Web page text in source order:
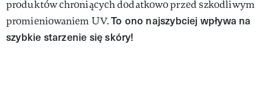
produktów chroniących dodatkowo przed szkodliwym
promieniowaniem UV.To ono najszybciej wpływa na
szybkie starzenie się skóry!